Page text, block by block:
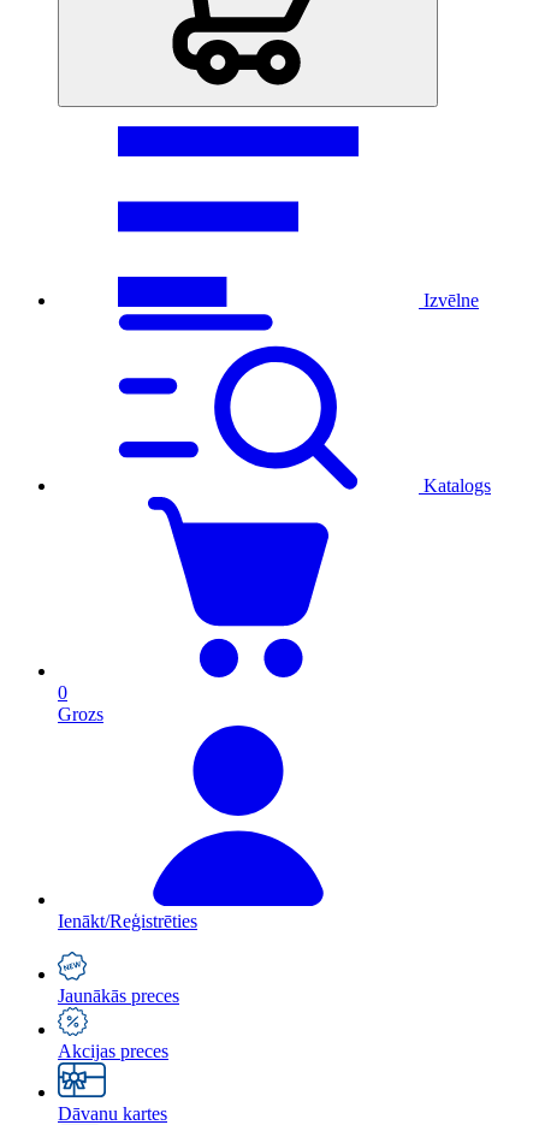
Izvēlne
Katalogs
0
Grozs
Ienākt/Reģistrēties
Jaunākās preces
Akcijas preces
Dāvanu kartes